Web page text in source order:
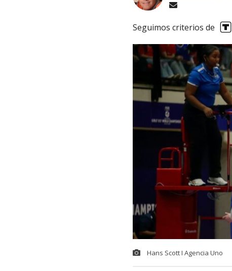
Seguimos criterios de
Hans Scott I Agencia Uno